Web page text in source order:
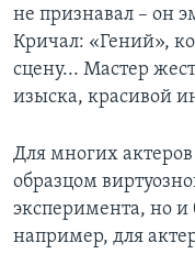
не признавал – он
Кричал: «Гений»,
сцену... Мастер
изыска, красивой
Для многих
образцом
эксперимента, но
например, для